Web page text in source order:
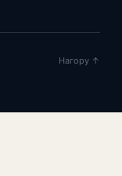
Нагору ↑